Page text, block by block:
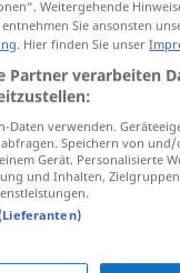
Verweis (≈ Rüge)
Verweis ADMIN
Weitergehende
Sie ansonsten
. Hier finden Sie unser
Partner verarbeiten
Daten verwenden.
Speichern von
Gerät. Personalisierte
und Inhalten,